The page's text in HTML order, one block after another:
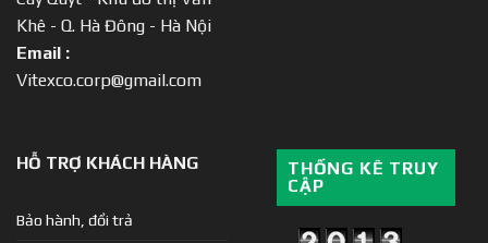
Khê - Q. Hà Đông - Hà Nội
Email :
Vitexco.corp@gmail.com
HỖ TRỢ KHÁCH HÀNG
Bảo hành, đổi trả
THỐNG KÊ TRUY
CẬP